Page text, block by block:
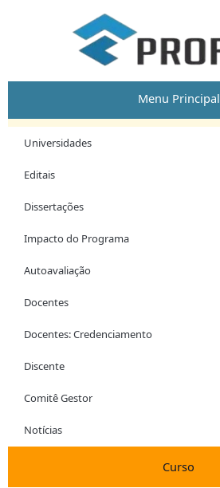
Menu Principal
Curso
Universidades
Editais
Dissertações
Impacto do Programa
Autoavaliação
Docentes
Docentes: Credenciamento
Discente
Comitê Gestor
Notícias